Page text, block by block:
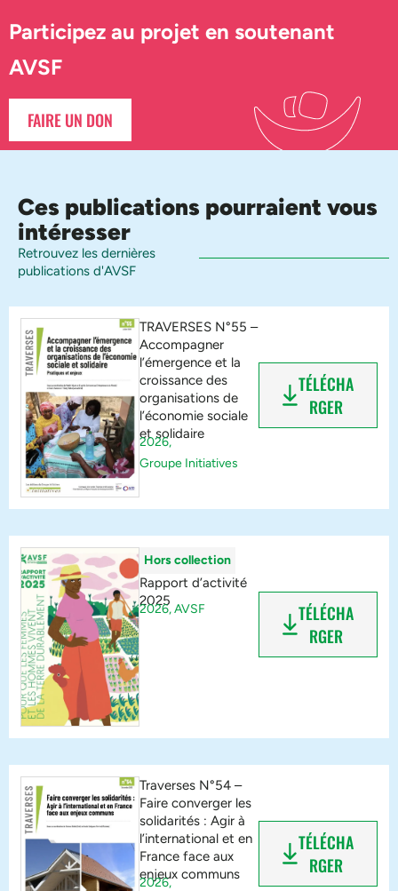
Participez au projet en soutenant
AVSF
FAIRE UN DON
Ces publications pourraient vous
intéresser
Retrouvez les dernières
publications d'AVSF
TRAVERSES N°55 –
Accompagner
l’émergence et la
croissance des
organisations de
l’économie sociale
et solidaire
2026,
Groupe Initiatives
TÉLÉCHA
RGER
Hors collection
Rapport d’activité
2025
2026,AVSF
TÉLÉCHA
RGER
Traverses N°54 –
Faire converger les
solidarités : Agir à
l’international et en
France face aux
enjeux communs
2026,
TÉLÉCHA
RGER